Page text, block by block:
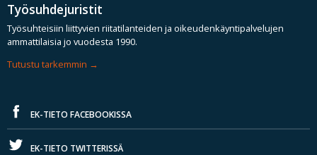
Työsuhdejuristit
Työsuhteisiin liittyvien riitatilanteiden ja oikeudenkäyntipalvelujen
ammattilaisia jo vuodesta 1990.
Tutustu tarkemmin
EK-TIETO FACEBOOKISSA
EK-TIETO TWITTERISSÄ